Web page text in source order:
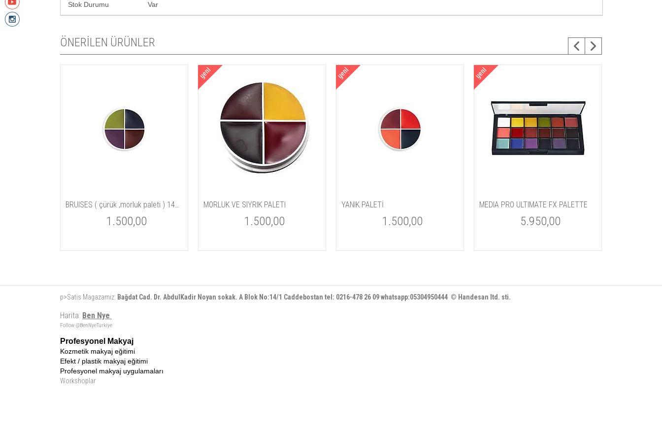
Stok Durumu
Var
ÖNERİLEN ÜRÜNLER
BRUISES ( çürük ,morluk paleti ) 14gm / 5 oz
1.500,00
MORLUK VE SIYRIK PALETI
1.500,00
YANIK PALETİ
1.500,00
MEDIA PRO ULTIMATE FX PALETTE
5.950,00
p>Satis Magazamiz: Bağdat Cad. Dr. AbdulKadir Noyan sokak. A Blok No:14/1 Caddebostan tel: 0216-478 26 09 whatsapp:05304950444 © Handesan ltd. sti.
Harita: Ben Nye
Follow @BenNyeTurkiye
Profesyonel Makyaj
Kozmetik makyaj eğitimi
Efekt / plastik makyaj eğitimi
Profesyonel makyaj uygulamaları
Workshoplar